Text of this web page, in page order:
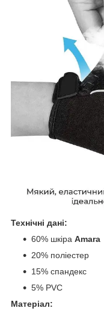
Технічні дані:
60% шкіра Amara
20% поліестер
15% спандекс
5% PVC
Матеріал: